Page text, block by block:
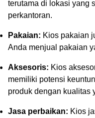
terutama di lokasi yang
perkantoran.
Pakaian: Kios pakaian
Anda menjual pakaian
Aksesoris: Kios
memiliki potensi
produk dengan kualitas
Jasa perbaikan: Kios